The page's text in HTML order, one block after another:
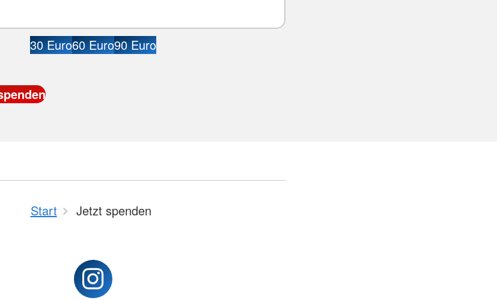
30 Euro60 Euro90 Euro
Start Jetzt spenden